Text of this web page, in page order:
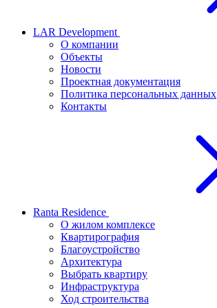
LAR Development
О компании
Объекты
Новости
Проектная документация
Политика персональных данных
Контакты
Ranta Residence
О жилом комплексе
Квартирография
Благоустройство
Архитектура
Выбрать квартиру
Инфраструктура
Ход строительства